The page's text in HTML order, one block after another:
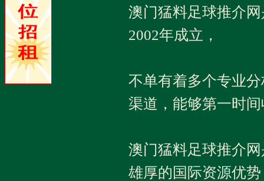
澳门猛料足球推介
2002年成立，
不单有着多个专业
渠道，能够第一时
澳门猛料足球推介
雄厚的国际资源优势